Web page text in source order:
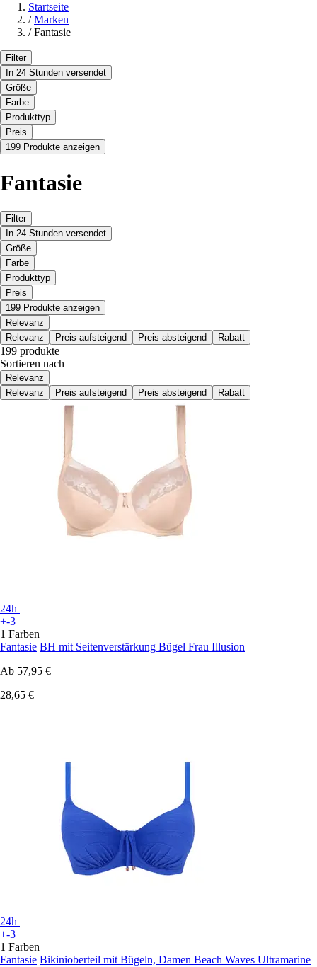
Startseite
/ Marken
/ Fantasie
Filter
In 24 Stunden versendet
Größe
Farbe
Produkttyp
Preis
199 Produkte anzeigen
Fantasie
Filter
In 24 Stunden versendet
Größe
Farbe
Produkttyp
Preis
199 Produkte anzeigen
Relevanz
Relevanz
Preis aufsteigend Preis absteigend Rabatt
199 produkte
Sortieren nach
Relevanz
Relevanz
Preis aufsteigend Preis absteigend Rabatt
24h
+-3
1 Farben
Fantasie BH mit Seitenverstärkung Bügel Frau Illusion
Ab 57,95 €
28,65 €
24h
+-3
1 Farben
Fantasie Bikinioberteil mit Bügeln, Damen Beach Waves Ultramarine